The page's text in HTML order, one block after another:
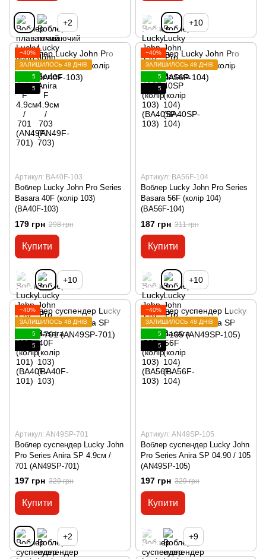
+2 +10
−40%
ЗАЛИШИЛОСЬ 48 ДНІВ
5
5
Артикул: BA40F-103
Воблер Lucky John Pro Series
Basara 40F (колір 103)
(BA40F-103)
179 грн 298 грн
Купити
+10
−40%
ЗАЛИШИЛОСЬ 48 ДНІВ
5
5
Артикул: BA56F-104
Воблер Lucky John Pro Series
Basara 56F (колір 104)
(BA56F-104)
187 грн 311 грн
Купити
+10
−40%
ЗАЛИШИЛОСЬ 48 ДНІВ
5
5
Артикул: AN49SP-701
Воблер суспендер Lucky John
Pro Series Anira SP 4.9см /
701 (AN49SP-701)
197 грн 329 грн
Купити
+2
−40%
ЗАЛИШИЛОСЬ 48 ДНІВ
5
5
Артикул: AN49SP-105
Воблер суспендер Lucky John
Pro Series Anira SP 04.90 / 105
(AN49SP-105)
197 грн 329 грн
Купити
+9